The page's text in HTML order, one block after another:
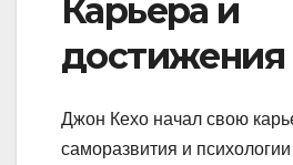
Карьера и
достижения
Джон Кехо начал свою
саморазвития и